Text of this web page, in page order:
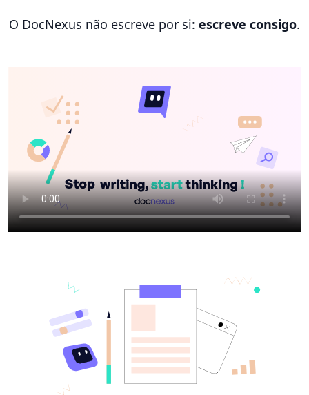
O DocNexus não escreve por si: escreve consigo.